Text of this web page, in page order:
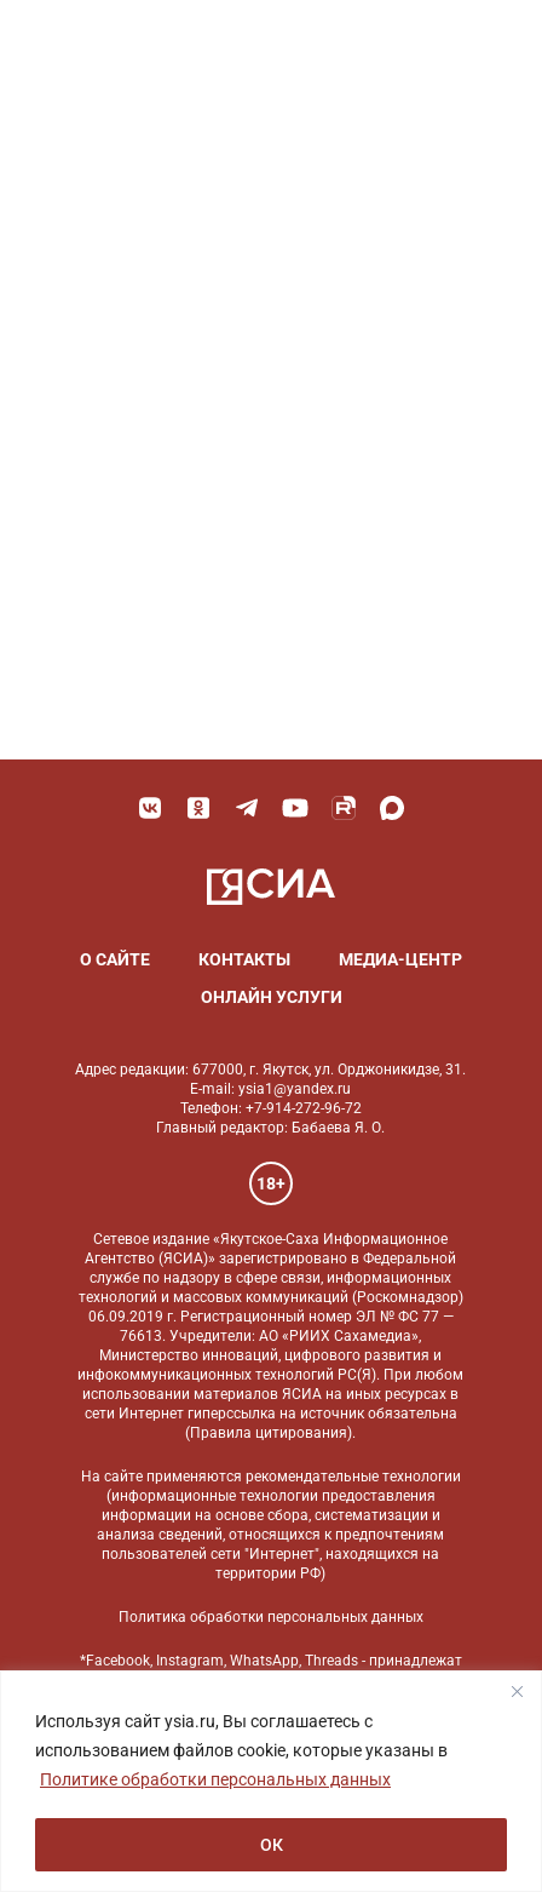
Используя сайт ysia.ru, Вы соглашаетесь с
использованием файлов cookie, которые указаны в
Политике обработки персональных данных
ОК
О САЙТЕ КОНТАКТЫ
МЕДИА-ЦЕНТР
ОНЛАЙН УСЛУГИ
Адрес редакции: 677000, г. Якутск, ул. Орджоникидзе, 31.
E-mail: ysia1@yandex.ru
Телефон: +7-914-272-96-72
Главный редактор: Бабаева Я. О.
18+
Сетевое издание «Якутское-Саха Информационное
Агентство (ЯСИА)» зарегистрировано в Федеральной
службе по надзору в сфере связи, информационных
технологий и массовых коммуникаций (Роскомнадзор)
06.09.2019 г. Регистрационный номер ЭЛ № ФС 77 —
76613. Учредители: АО «РИИХ Сахамедиа»,
Министерство инноваций, цифрового развития и
инфокоммуникационных технологий РС(Я). При любом
использовании материалов ЯСИА на иных ресурсах в
сети Интернет гиперссылка на источник обязательна
(Правила цитирования).
На сайте применяются рекомендательные технологии
(информационные технологии предоставления
информации на основе сбора, систематизации и
анализа сведений, относящихся к предпочтениям
пользователей сети "Интернет", находящихся на
территории РФ)
Политика обработки персональных данных
*Facebook, Instagram, WhatsApp, Threads - принадлежат